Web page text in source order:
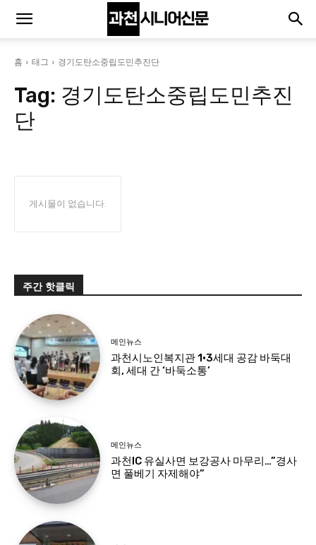
홈 태그 경기도탄소중립도민추진단
Tag: 경기도탄소중립도민추진
단
게시물이 없습니다.
주간 핫클릭
메인뉴스
과천시노인복지관 1·3세대 공감 바둑대
회, 세대 간 ‘바둑소통’
메인뉴스
과천IC 유실사면 보강공사 마무리…”경사
면 풀베기 자제해야”